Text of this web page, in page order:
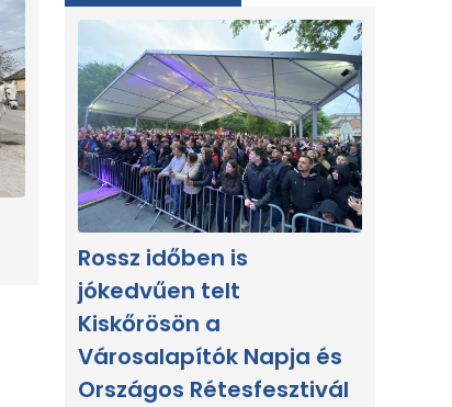
Rossz időben is
jókedvűen telt
Kiskőrösön a
Városalapítók Napja és
Országos Rétesfesztivál